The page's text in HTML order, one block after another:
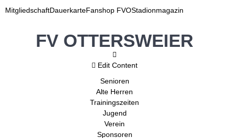
MitgliedschaftDauerkarteFanshop FVOStadionmagazin
FV OTTERSWEIER
Edit Content
Senioren
Alte Herren
Trainingszeiten
Jugend
Verein
Sponsoren